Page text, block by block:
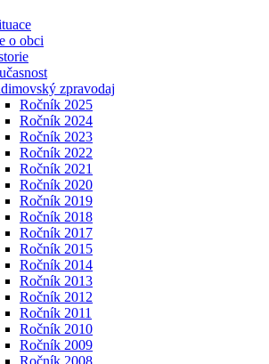
o obci
zpravodaj
Ročník 2025
Ročník 2024
Ročník 2023
Ročník 2022
Ročník 2021
Ročník 2020
Ročník 2019
Ročník 2018
Ročník 2017
Ročník 2015
Ročník 2014
Ročník 2013
Ročník 2012
Ročník 2011
Ročník 2010
Ročník 2009
Ročník 2008